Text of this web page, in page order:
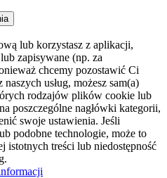
lub korzystasz z aplikacji,
zapisywane (np. za
chcemy pozostawić Ci
usług, możesz sam(a)
rodzajów plików cookie lub
poszczególne nagłówki kategorii,
swoje ustawienia. Jeśli
podobne technologie, może to
istotnych treści lub niedostępność